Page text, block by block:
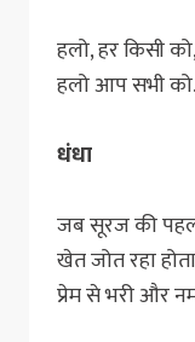
हलो, हर किसी को,
हलो आप सभी
धंधा
जब सूरज की
खेत जोत रहा
प्रेम से भरी और